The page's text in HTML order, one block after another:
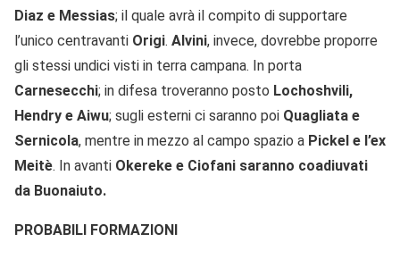
Diaz e Messias; il quale avrà il compito di supportare
l’unico centravanti Origi. Alvini, invece, dovrebbe proporre
gli stessi undici visti in terra campana. In porta
Carnesecchi; in difesa troveranno posto Lochoshvili,
Hendry e Aiwu; sugli esterni ci saranno poi Quagliata e
Sernicola, mentre in mezzo al campo spazio a Pickel e l’ex
Meitè. In avanti Okereke e Ciofani saranno coadiuvati
da Buonaiuto.
PROBABILI FORMAZIONI